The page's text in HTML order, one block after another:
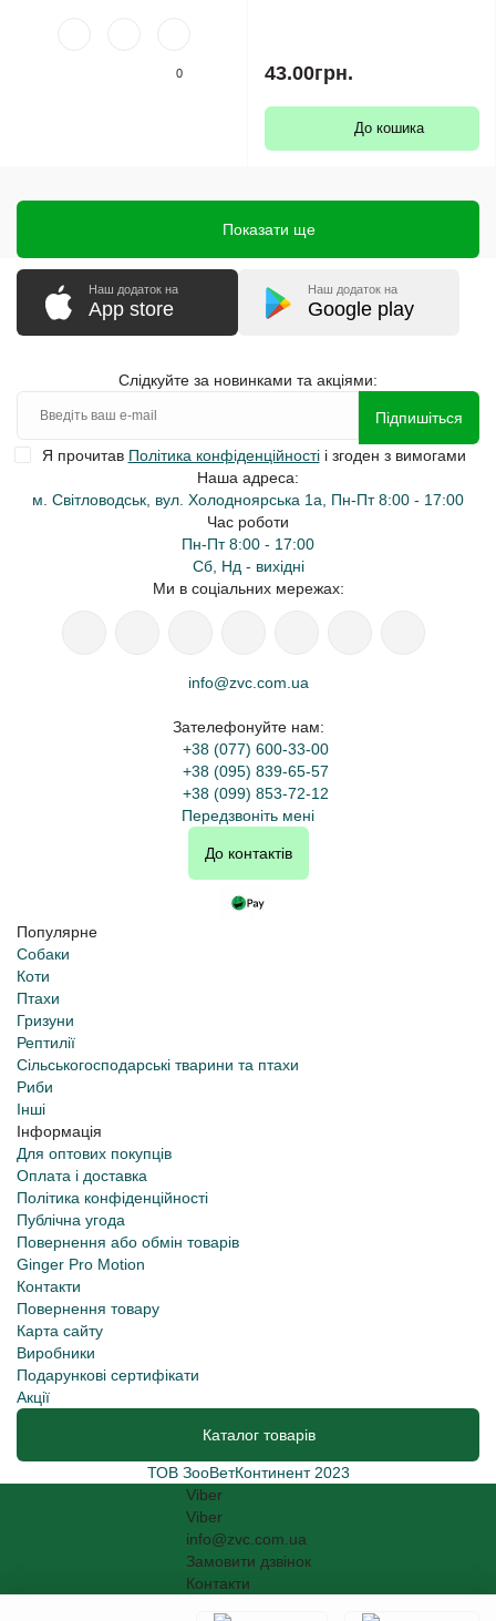
0 43.00грн.
До кошика
Показати ще
Наш додаток на
App store
Наш додаток на
Google play
Слідкуйте за новинками та акціями:
Підпишіться
Я прочитав Політика конфіденційностіі згоден з вимогами
Наша адреса:
м. Світловодськ, вул. Холодноярська 1а, Пн-Пт 8:00 - 17:00
Час роботи
Пн-Пт 8:00 - 17:00
Сб, Нд - вихідні
Ми в соціальних мережах:
info@zvc.com.ua
Зателефонуйте нам:
+38 (077) 600-33-00
+38 (095) 839-65-57
+38 (099) 853-72-12
Передзвоніть мені
До контактів
Популярне
Собаки
Коти
Птахи
Гризуни
Рептилії
Сільськогосподарські тварини та птахи
Риби
Інші
Інформація
Для оптових покупців
Оплата і доставка
Політика конфіденційності
Публічна угода
Повернення або обмін товарів
Ginger Pro Motion
Контакти
Повернення товару
Карта сайту
Виробники
Подарункові сертифікати
Акції
Каталог товарів
ТОВ ЗооВетКонтинент 2023
Viber
Viber
info@zvc.com.ua
Замовити дзвінок
Контакти